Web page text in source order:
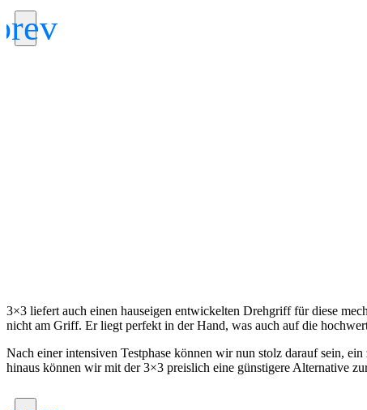
3×3 liefert auch einen hauseigen entwickelten Drehgriff für diese
nicht am Griff. Er liegt perfekt in der Hand, was auch auf die
Nach einer intensiven Testphase können wir nun stolz darauf sein,
hinaus können wir mit der 3×3 preislich eine günstigere Alternative